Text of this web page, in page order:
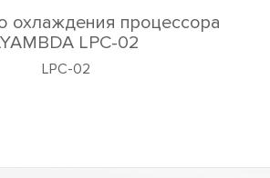
охлаждения процессора
LPC-02
LPC-02